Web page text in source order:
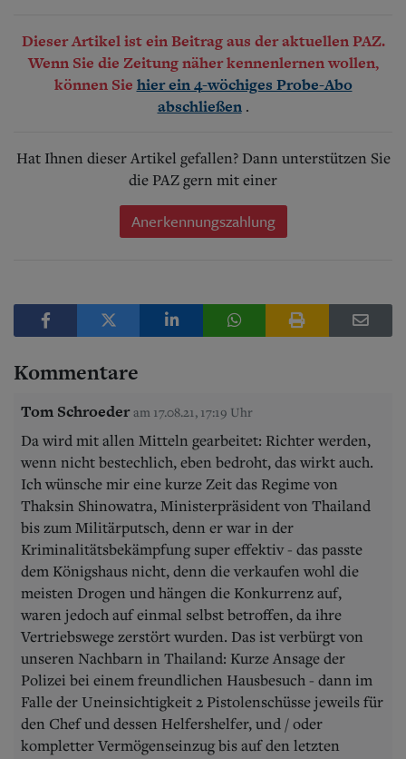
Dieser Artikel ist ein Beitrag aus der aktuellen PAZ.
Wenn Sie die Zeitung näher kennenlernen wollen,
können Sie hier ein 4-wöchiges Probe-Abo
abschließen .
Hat Ihnen dieser Artikel gefallen? Dann unterstützen Sie
die PAZ gern mit einer
Anerkennungszahlung
Kommentare
Tom Schroeder am 17.08.21, 17:19 Uhr
Da wird mit allen Mitteln gearbeitet: Richter werden,
wenn nicht bestechlich, eben bedroht, das wirkt auch.
Ich wünsche mir eine kurze Zeit das Regime von
Thaksin Shinowatra, Ministerpräsident von Thailand
bis zum Militärputsch, denn er war in der
Kriminalitätsbekämpfung super effektiv - das passte
dem Königshaus nicht, denn die verkaufen wohl die
meisten Drogen und hängen die Konkurrenz auf,
waren jedoch auf einmal selbst betroffen, da ihre
Vertriebswege zerstört wurden. Das ist verbürgt von
unseren Nachbarn in Thailand: Kurze Ansage der
Polizei bei einem freundlichen Hausbesuch - dann im
Falle der Uneinsichtigkeit 2 Pistolenschüsse jeweils für
den Chef und dessen Helfershelfer, und / oder
kompletter Vermögenseinzug bis auf den letzten